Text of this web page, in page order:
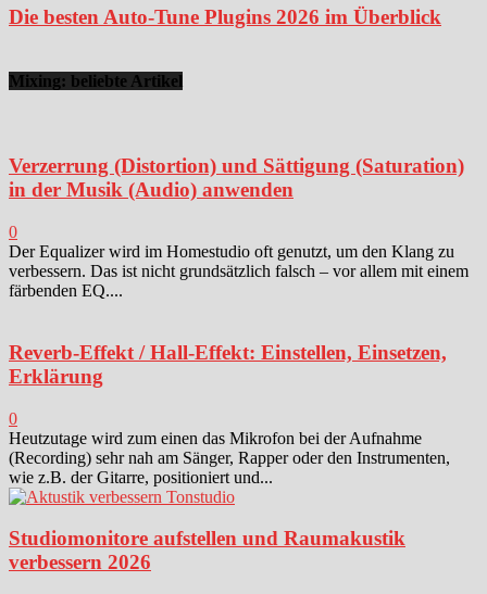
Die besten Auto-Tune Plugins 2026 im Überblick
Mixing: beliebte Artikel
Verzerrung (Distortion) und Sättigung (Saturation)
in der Musik (Audio) anwenden
0
Der Equalizer wird im Homestudio oft genutzt, um den Klang zu
verbessern. Das ist nicht grundsätzlich falsch – vor allem mit einem
färbenden EQ....
Reverb-Effekt / Hall-Effekt: Einstellen, Einsetzen,
Erklärung
0
Heutzutage wird zum einen das Mikrofon bei der Aufnahme
(Recording) sehr nah am Sänger, Rapper oder den Instrumenten,
wie z.B. der Gitarre, positioniert und...
Studiomonitore aufstellen und Raumakustik
verbessern 2026